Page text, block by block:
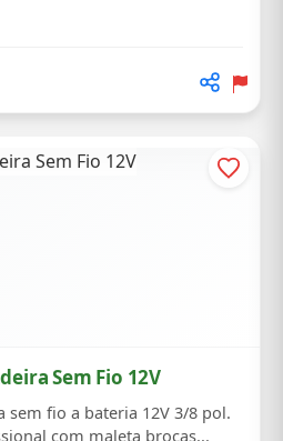
Sem Fio 12V
sem fio a bateria 12V 3/8 pol.
com maleta brocas...